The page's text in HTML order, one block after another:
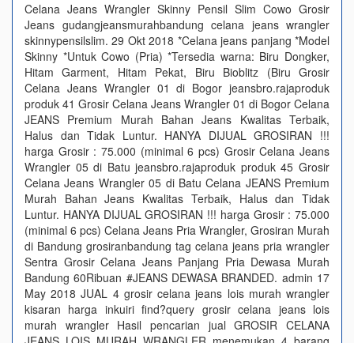
Celana Jeans Wrangler Skinny Pensil Slim Cowo Grosir
Jeans gudangjeansmurahbandung celana jeans wrangler
skinnypensilslim. 29 Okt 2018 *Celana jeans panjang *Model
Skinny *Untuk Cowo (Pria) *Tersedia warna: Biru Dongker,
Hitam Garment, Hitam Pekat, Biru Bioblitz (Biru Grosir
Celana Jeans Wrangler 01 di Bogor jeansbro.rajaproduk
produk 41 Grosir Celana Jeans Wrangler 01 di Bogor Celana
JEANS Premium Murah Bahan Jeans Kwalitas Terbaik,
Halus dan Tidak Luntur. HANYA DIJUAL GROSIRAN !!!
harga Grosir : 75.000 (minimal 6 pcs) Grosir Celana Jeans
Wrangler 05 di Batu jeansbro.rajaproduk produk 45 Grosir
Celana Jeans Wrangler 05 di Batu Celana JEANS Premium
Murah Bahan Jeans Kwalitas Terbaik, Halus dan Tidak
Luntur. HANYA DIJUAL GROSIRAN !!! harga Grosir : 75.000
(minimal 6 pcs) Celana Jeans Pria Wrangler, Grosiran Murah
di Bandung grosiranbandung tag celana jeans pria wrangler
Sentra Grosir Celana Jeans Panjang Pria Dewasa Murah
Bandung 60Ribuan #JEANS DEWASA BRANDED. admin 17
May 2018 JUAL 4 grosir celana jeans lois murah wrangler
kisaran harga inkuiri find?query grosir celana jeans lois
murah wrangler Hasil pencarian jual GROSIR CELANA